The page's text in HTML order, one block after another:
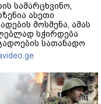
სამარცხვინო,
ასეთი
მოსმენა, ამას
სჭირდება
სათანადო
- ირაკლი